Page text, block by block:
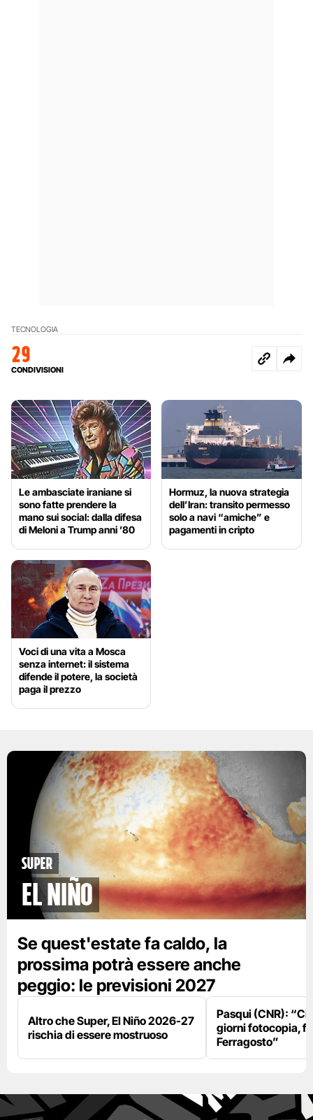
TECNOLOGIA
29
CONDIVISIONI
Le ambasciate iraniane si
sono fatte prendere la
mano sui social: dalla difesa
di Meloni a Trump anni ’80
Hormuz, la nuova strategia
dell’Iran: transito permesso
solo a navi “amiche” e
pagamenti in cripto
Voci di una vita a Mosca
senza internet: il sistema
difende il potere, la società
paga il prezzo
Super
El Niño
Se quest'estate fa caldo, la
prossima potrà essere anche
peggio: le previsioni 2027
Altro che Super, El Niño 2026-27
rischia di essere mostruoso
Pasqui (CNR):
giorni fotocopia,
Ferragosto”